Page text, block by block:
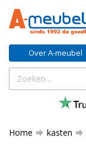
Over A-meubel
Home kasten